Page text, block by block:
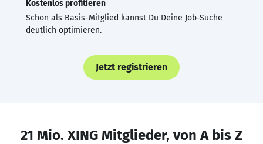
Kostenlos profitieren
Schon als Basis-Mitglied kannst Du Deine Job-Suche
deutlich optimieren.
Jetzt registrieren
21 Mio. XING Mitglieder, von A bis Z